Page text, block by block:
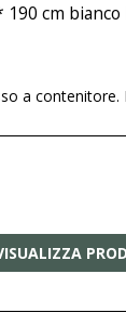
cm bianco
a contenitore.